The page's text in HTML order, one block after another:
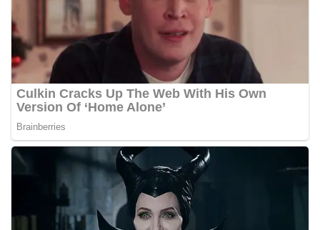
bendera, kegiatan sambang DDS ini juga
dimanfaatkan sebagai sarana deteksi dini (early
warning) guna mengantisipasi potensi gangguan
keamanan dan ketertiban masyarakat
(Kamtibmas) di lingkungan tempat tinggal warga.
Melalui interaksi langsung tersebut,
Bhabinkamtibmas dapat menghimpun informasi
awal terkait situasi sosial, potensi kerawanan,
maupun hal-hal yang dapat mengganggu
kondusivitas wilayah, khususnya menjelang
perayaan HUT Kemerdekaan RI yang biasanya
diwarnai dengan berbagai kegiatan dan
keramaian warga.‎‎Dengan adanya deteksi dini ini,
diharapkan potensi gangguan keamanan dapat
diantisipasi sejak awal sehingga situasi di
Kelurahan Sunggal tetap terjaga aman, tertib,